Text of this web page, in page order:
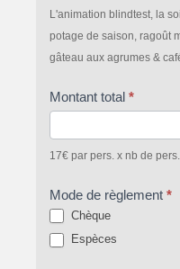
L'animation blindtest, la
potage de saison, ragoût
gâteau aux agrumes &
Montant total*
17€ par pers. x nb de pers.
Mode de règlement*
Chèque
Espèces